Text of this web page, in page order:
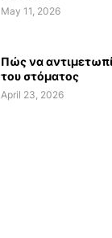
May 11, 2026
Πώς να
του στόματος
April 23, 2026